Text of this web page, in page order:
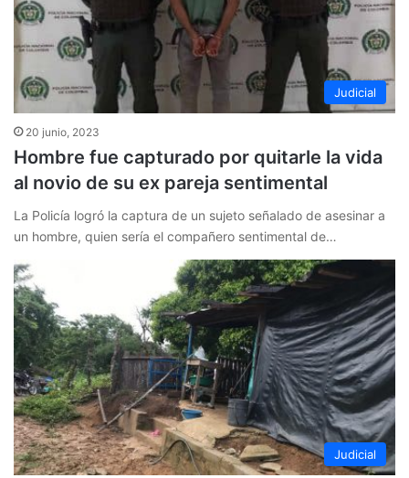
Judicial
20 junio, 2023
Hombre fue capturado por quitarle la vida
al novio de su ex pareja sentimental
La Policía logró la captura de un sujeto señalado de asesinar a
un hombre, quien sería el compañero sentimental de…
Judicial